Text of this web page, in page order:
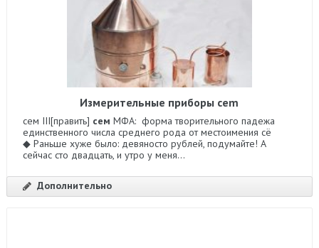
Измерительные приборы cem
сем III[править] сем МФА: форма творительного падежа
единственного числа среднего рода от местоимения сё
◆ Раньше хуже было: девяносто рублей, подумайте! А
сейчас сто двадцать, и утро у меня...
Дополнительно